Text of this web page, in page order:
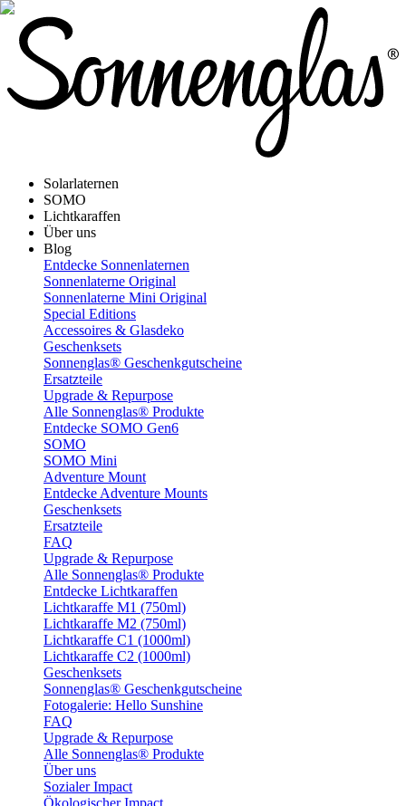
Solarlaternen
SOMO
Lichtkaraffen
Über uns
Blog
Entdecke Sonnenlaternen
Sonnenlaterne Original
Sonnenlaterne Mini Original
Special Editions
Accessoires & Glasdeko
Geschenksets
Sonnenglas® Geschenkgutscheine
Ersatzteile
Upgrade & Repurpose
Alle Sonnenglas® Produkte
Entdecke SOMO Gen6
SOMO
SOMO Mini
Adventure Mount
Entdecke Adventure Mounts
Geschenksets
Ersatzteile
FAQ
Upgrade & Repurpose
Alle Sonnenglas® Produkte
Entdecke Lichtkaraffen
Lichtkaraffe M1 (750ml)
Lichtkaraffe M2 (750ml)
Lichtkaraffe C1 (1000ml)
Lichtkaraffe C2 (1000ml)
Geschenksets
Sonnenglas® Geschenkgutscheine
Fotogalerie: Hello Sunshine
FAQ
Upgrade & Repurpose
Alle Sonnenglas® Produkte
Über uns
Sozialer Impact